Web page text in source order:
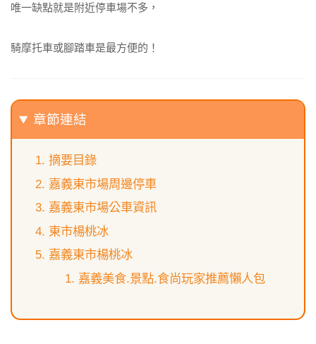
唯一缺點就是附近停車場不多，
騎摩托車或腳踏車是最方便的！
章節連結
摘要目錄
嘉義東市場周邊停車
嘉義東市場公車資訊
東市楊桃冰
嘉義東市楊桃冰
嘉義美食.景點.食尚玩家推薦懶人包